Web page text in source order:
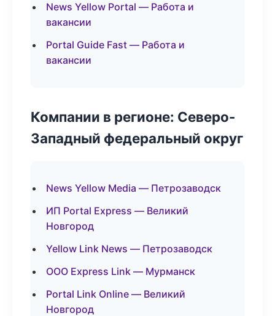
News Yellow Portal — Работа и
вакансии
Portal Guide Fast — Работа и
вакансии
Компании в регионе: Северо-
Западный федеральный округ
News Yellow Media — Петрозаводск
ИП Portal Express — Великий
Новгород
Yellow Link News — Петрозаводск
ООО Express Link — Мурманск
Portal Link Online — Великий
Новгород